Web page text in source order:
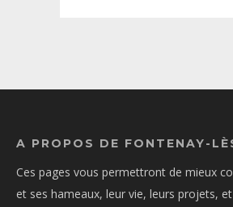
A PROPOS DE FONTENAY-
Ces pages vous permettront de mieux
et ses hameaux, leur vie, leurs projets,